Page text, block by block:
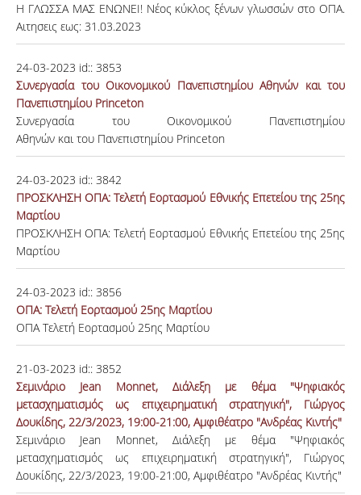
Η ΓΛΩΣΣΑ ΜΑΣ ΕΝΩΝΕΙ! Νέος κύκλος ξένων γλωσσών στο ΟΠΑ.
Αιτησεις εως: 31.03.2023
24-03-2023 id:: 3853
Συνεργασία του Οικονομικού Πανεπιστημίου Αθηνών και του
Πανεπιστημίου Princeton
Συνεργασία του Οικονομικού Πανεπιστημίου
Αθηνών και του Πανεπιστημίου Princeton
24-03-2023 id:: 3842
ΠΡΟΣΚΛΗΣΗ ΟΠΑ: Τελετή Εορτασμού Εθνικής Επετείου της 25ης
Μαρτίου
ΠΡΟΣΚΛΗΣΗ ΟΠΑ: Τελετή Εορτασμού Εθνικής Επετείου της 25ης
Μαρτίου
24-03-2023 id:: 3856
ΟΠΑ: Τελετή Εορτασμού 25ης Μαρτίου
ΟΠΑ Τελετή Εορτασμού 25ης Μαρτίου
21-03-2023 id:: 3852
Σεμινάριο Jean Monnet, Διάλεξη με θέμα "Ψηφιακός
μετασχηματισμός ως επιχειρηματική στρατηγική", Γιώργος
Δουκίδης, 22/3/2023, 19:00-21:00, Αμφιθέατρο "Ανδρέας Κιντής"
Σεμινάριο Jean Monnet, Διάλεξη με θέμα "Ψηφιακός
μετασχηματισμός ως επιχειρηματική στρατηγική", Γιώργος
Δουκίδης, 22/3/2023, 19:00-21:00, Αμφιθέατρο "Ανδρέας Κιντής"